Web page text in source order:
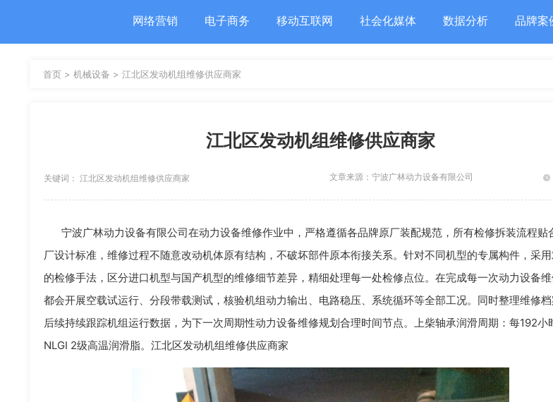
网络营销 电子商务 移动互联网 社会化媒体 数据分析 品牌案
首页 > 机械设备 > 江北区发动机组维修供应商家
江北区发动机组维修供应商家
关键词： 江北区发动机组维修供应商家
文章来源：宁波广林动力设备有限公司
宁波广林动力设备有限公司在动力设备维修作业中，严格遵循各品牌原厂装配规范，所有检修拆装流程贴
厂设计标准，维修过程不随意改动机体原有结构，不破坏部件原本衔接关系。针对不同机型的专属构件，采
的检修手法，区分进口机型与国产机型的维修细节差异，精细处理每一处检修点位。在完成每一次动力设备维
都会开展空载试运行、分段带载测试，核验机组动力输出、电路稳压、系统循环等全部工况。同时整理维修档
后续持续跟踪机组运行数据，为下一次周期性动力设备维修规划合理时间节点。上柴轴承润滑周期：每192小
NLGI 2级高温润滑脂。江北区发动机组维修供应商家